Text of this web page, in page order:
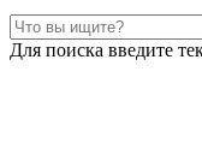
Для поиска введите